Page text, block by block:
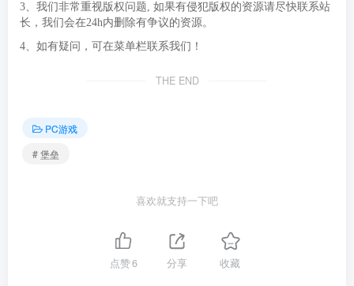
3、我们非常重视版权问题, 如果有侵犯版权的资源请尽快联系站
长，我们会在24h内删除有争议的资源。
4、如有疑问，可在菜单栏联系我们！
THE END
PC游戏
# 堡垒
喜欢就支持一下吧
点赞6 分享 收藏